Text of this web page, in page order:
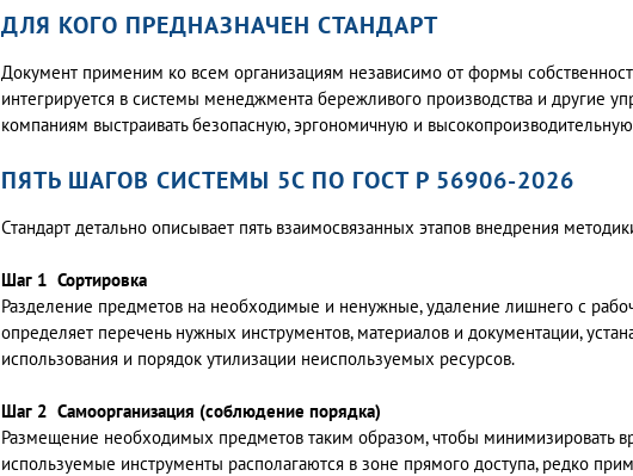
ДЛЯ КОГО ПРЕДНАЗНАЧЕН СТАНДАРТ
Документ применим ко всем организациям независимо от формы
интегрируется в системы менеджмента бережливого производства и другие
компаниям выстраивать безопасную, эргономичную и
ПЯТЬ ШАГОВ СИСТЕМЫ 5С ПО ГОСТ Р 56906-2026
Стандарт детально описывает пять взаимосвязанных этапов внедрения
Шаг 1 Сортировка
Разделение предметов на необходимые и ненужные, удаление лишнего с
определяет перечень нужных инструментов, материалов и документации,
использования и порядок утилизации неиспользуемых ресурсов.
Шаг 2 Самоорганизация (соблюдение порядка)
Размещение необходимых предметов таким образом, чтобы минимизировать
используемые инструменты располагаются в зоне прямого доступа, редко